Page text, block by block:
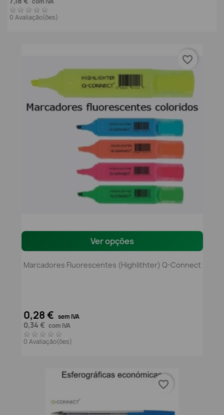
0 Avaliação(ões)
Ver opções
Marcadores Fluorescentes (Highlithter) Q-Connect
0,28 € sem IVA
0,34 € com IVA
0 Avaliação(ões)
favorite_border
favorite_border